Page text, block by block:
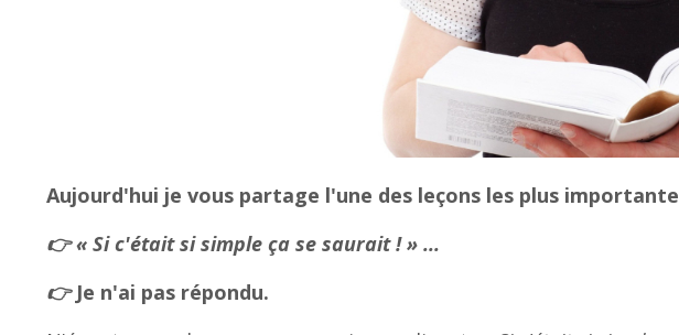
Aujourd'hui je vous partage l'une des leçons les plus
👉 « Si c'était si simple ça se saurait ! » ...
👉 Je n'ai pas répondu.